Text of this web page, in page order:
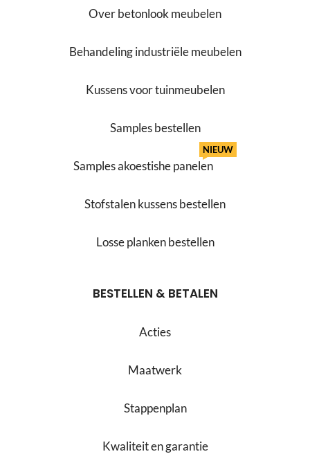
Over betonlook meubelen
Behandeling industriële meubelen
Kussens voor tuinmeubelen
Samples bestellen
Samples akoestishe panelen
NIEUW
Stofstalen kussens bestellen
Losse planken bestellen
BESTELLEN & BETALEN
Acties
Maatwerk
Stappenplan
Kwaliteit en garantie